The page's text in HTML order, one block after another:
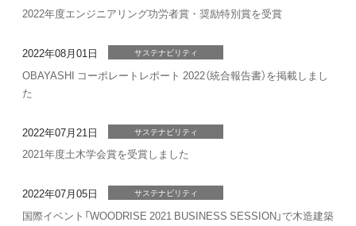
2022年度エンジニアリング功労者賞・奨励特別賞を受賞
2022年08月01日 サステナビリティ
OBAYASHI コーポレートレポート 2022（統合報告書）を掲載しまし
た
2022年07月21日 サステナビリティ
2021年度土木学会賞を受賞しました
2022年07月05日 サステナビリティ
国際イベント「WOODRISE 2021 BUSINESS SESSION」で木造建築